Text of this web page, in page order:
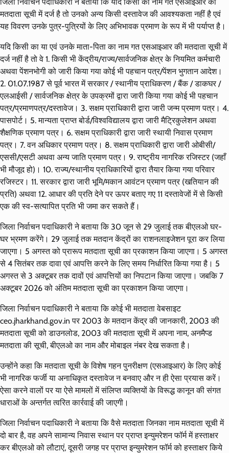
मतदाता सूची में दर्ज है तो उनको अन्य किसी दस्तावेज की आवश्यकता नहीं है एवं
यह विवरण उनके पुत्र-पुत्रियों के लिए अभिभावक प्रमाण के रूप में भी पर्याप्त है।
यदि किसी का या एवं उनके माता-पिता का नाम गत एसआइआर की मतदाता सूची में
दर्ज नहीं है तो वे 1. किसी भी केंद्रीय/राज्य/सार्वजनिक क्षेत्र के नियमित कर्मचारी
अथवा पेंशनभोगी को जारी किया गया कोई भी पहचान पत्र/पेंशन भुगतान आदेश।
2. 01.07.1987 से पूर्व भारत में सरकार / स्थानीय प्राधिकरण / बैंक / डाकघर /
एलआईसी / सार्वजनिक क्षेत्र के उपक्रमों द्वारा जारी किया गया कोई भी पहचान
पत्र/प्रमाणपत्र/दस्तावेज। 3. सक्षम प्राधिकारी द्वारा जारी जन्म प्रमाण पत्र। 4.
पासपोर्ट। 5. मान्यता प्राप्त बोर्ड/विश्ववि‌द्यालय द्वारा जारी मैट्रिकुलेशन अथवा
शैक्षणिक प्रमाण पत्र। 6. सक्षम प्राधिकारी द्वारा जारी स्थायी निवास प्रमाण
पत्र। 7. वन अधिकार प्रमाण पत्र। 8. सक्षम प्राधिकारी द्वारा जारी ओबीसी/
एससी/एसटी अथवा अन्य जाति प्रमाण पत्र। 9. राष्ट्रीय नागरिक रजिस्टर (जहाँ
भी मौजूद हो)। 10. राज्य/स्थानीय प्राधिकारियों द्वारा तैयार किया गया परिवार
रजिस्टर। 11. सरकार द्वारा जारी भूमि/मकान आवंटन प्रमाण पत्र (खतियान की
प्रति) अथवा 12. आधार की प्रति देने पर ऊपर बताए गए 11 दस्तावेजों में से किसी
एक की स्व-सत्यापित प्रति भी जमा कर सकते हैं।
जिला निर्वाचन पदाधिकारी ने बताया कि 30 जून से 29 जुलाई तक बीएलओ घर-
घर भ्रमण करेंगे। 29 जुलाई तक मतदान केंद्रों का राशनलाइजेशन पूरा कर लिया
जाएगा। 5 अगस्त को प्रारूप मतदाता सूची का प्रकाशन किया जाएगा। 5 अगस्त
से 4 सितंबर तक दावा एवं आपत्ति करने के लिए समय निर्धारित किया गया है। 5
अगस्त से 3 अक्टूबर तक दावों एवं आपत्तियों का निपटान किया जाएगा। जबकि 7
अक्टूबर 2026 को अंतिम मतदाता सूची का प्रकाशन किया जाएगा।
जिला निर्वाचन पदाधिकारी ने बताया कि कोई भी मतदाता वेबसाइट
ceo.jharkhand.gov.in पर 2003 के मतदान केंद्र की जानकारी, 2003 की
मतदाता सूची को डाउनलोड, 2003 की मतदाता सूची में अपना नाम, अनमैप्ड
मतदाता की सूची, बीएलओ का नाम और मोबाइल नंबर देख सकता है।
उन्होंने कहा कि मतदाता सूची के विशेष गहन पुनरीक्षण (एसआइआर) के लिए कोई
भी नागरिक फर्जी या अनाधिकृत दस्तावेज न बनवाए और न ही ऐसा प्रयास करें।
ऐसा करने वालों पर या ऐसे मामलों में संलिप्त व्यक्तियों के विरूद्ध कानून की संगत
धाराओं के अन्तर्गत त्वरित कार्रवाई की जाएगी।
जिला निर्वाचन पदाधिकारी ने बताया कि वैसे मतदाता जिनका नाम मतदाता सूची में
दो बार है, वह अपने सामान्य निवास स्थान पर प्राप्त इन्युमरेशन फॉर्म में हस्ताक्षर
कर बीएलओ को लौटाएं, दूसरी जगह पर प्राप्त इन्युमरेशन फॉर्म को हस्ताक्षर किये